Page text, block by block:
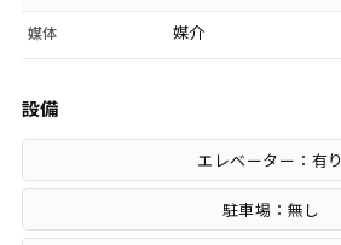
媒体 媒介
設備
エレベーター：有り
駐車場：無し